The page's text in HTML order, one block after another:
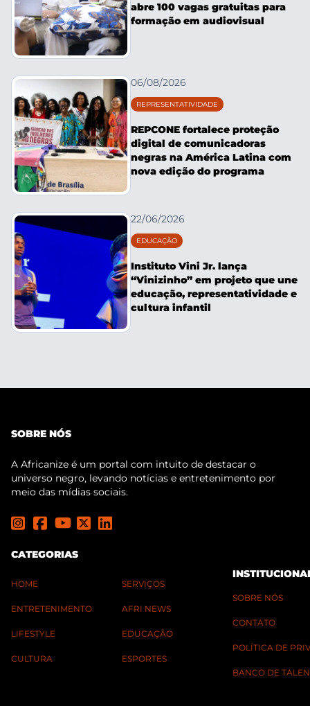
abre 100 vagas gratuitas para
formação em audiovisual
06/08/2026
REPRESENTATIVIDADE
REPCONE fortalece proteção
digital de comunicadoras
negras na América Latina com
nova edição do programa
22/06/2026
EDUCAÇÃO
Instituto Vini Jr. lança
“Vinizinho” em projeto que une
educação, representatividade e
cultura infantil
SOBRE NÓS
A Africanize é um portal com intuito de destacar o
universo negro, levando notícias e entretenimento por
meio das mídias sociais.
CATEGORIAS
HOME
ENTRETENIMENTO
LIFESTYLE
CULTURA
SERVIÇOS
AFRI NEWS
EDUCAÇÃO
ESPORTES
SOBRE NÓS
CONTATO
POLÍTICA DE
BANCO DE